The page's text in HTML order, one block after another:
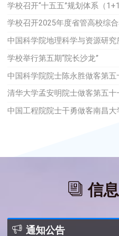
学校召开“十五五”规划体系（
学校召开2025年度省管高校综合
中国科学院地理科学与资源研究
学校举行第五期“院长沙龙”
中国科学院院士陈永胜做客第五
清华大学孟安明院士做客第五十
中国工程院院士干勇做客南昌大
信
通知公告